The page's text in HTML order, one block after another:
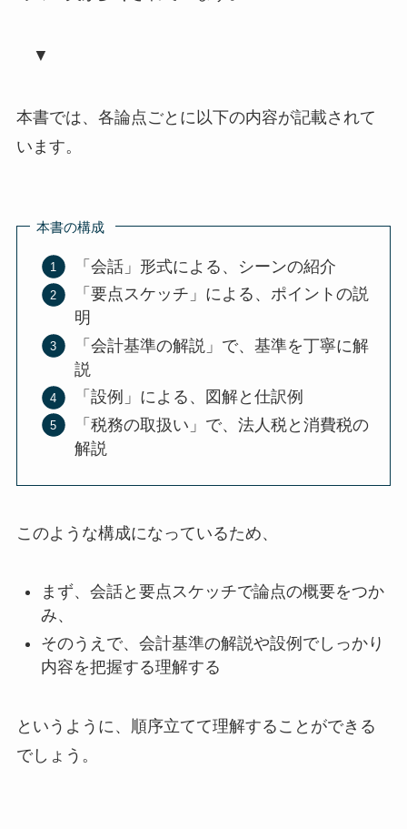
▼
本書では、各論点ごとに以下の内容が記載されて
います。
本書の構成
「会話」形式による、シーンの紹介
「要点スケッチ」による、ポイントの説
明
「会計基準の解説」で、基準を丁寧に解
説
「設例」による、図解と仕訳例
「税務の取扱い」で、法人税と消費税の
解説
このような構成になっているため、
まず、会話と要点スケッチで論点の概要をつか
み、
そのうえで、会計基準の解説や設例でしっかり
内容を把握する理解する
というように、 順序立てて理解することができる
でしょう。